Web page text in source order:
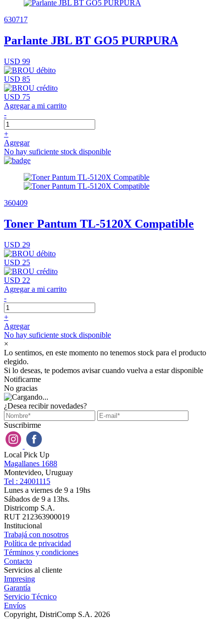
630717
Parlante JBL BT GO5 PURPURA
USD 99
USD 85
USD 75
Agregar a mi carrito
-
+
Agregar
No hay suficiente stock disponible
360409
Toner Pantum TL-5120X Compatible
USD 29
USD 25
USD 22
Agregar a mi carrito
-
+
Agregar
No hay suficiente stock disponible
×
Lo sentimos, en este momento no tenemos stock para el producto
elegido.
Si lo deseas, te podemos avisar cuando vuelva a estar disponible
Notificarme
No gracias
¿Desea recibir novedades?
Suscribirme
Local Pick Up
Magallanes 1688
Montevideo, Uruguay
Tel : 24001115
Lunes a viernes de 9 a 19hs
Sábados de 9 a 13hs.
Districomp S.A.
RUT 212363900019
Institucional
Trabajá con nosotros
Política de privacidad
Términos y condiciones
Contacto
Servicios al cliente
Impresing
Garantía
Servicio Técnico
Envíos
Copyright, DistriComp S.A. 2026